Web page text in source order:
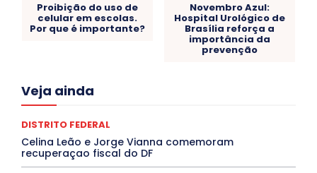
Proibição do uso de
celular em escolas.
Por que é importante?
Novembro Azul:
Hospital Urológico de
Brasília reforça a
importância da
prevenção
Veja ainda
Acre
Congressuanas & Esplanadumas
Covid-19
Crônica Política
Cultura e Tal
DANÇA Dengue
DESTAQUE BRASIL
DESTAQUE DF
DISTRITO FEDERAL
Celina Leão e Jorge Vianna comemoram
recuperaçao fiscal do DF